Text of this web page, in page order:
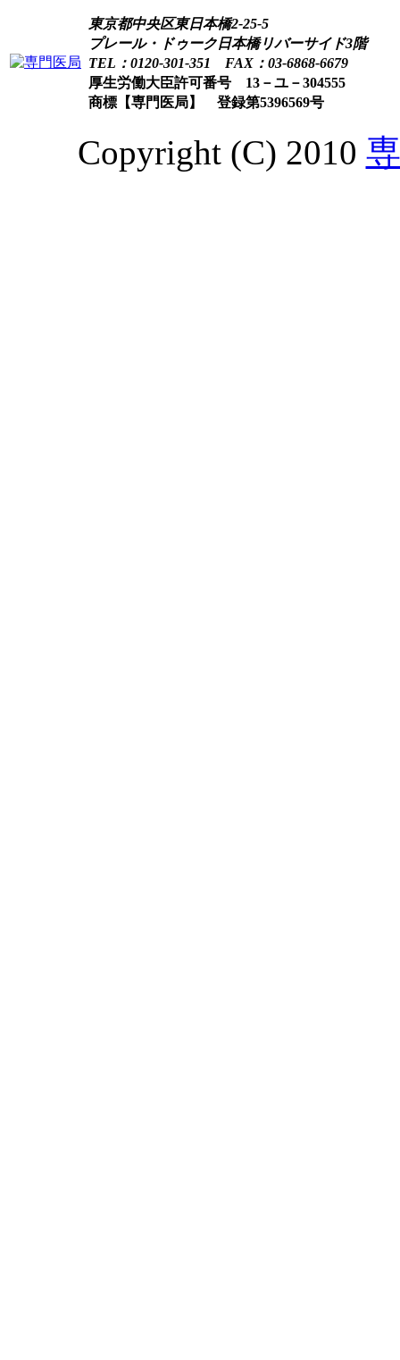
東京都中央区東日本橋2-25-5
プレール・ドゥーク日本橋リバーサイド3階
TEL：0120-301-351 FAX：03-6868-6679
厚生労働大臣許可番号 13－ユ－304555
商標【専門医局】 登録第5396569号
Copyright (C) 2010